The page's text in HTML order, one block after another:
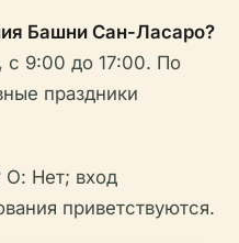
Башни Сан-Ласаро?
с 9:00 до 17:00. По
праздники
О: Нет; вход
приветствуются.